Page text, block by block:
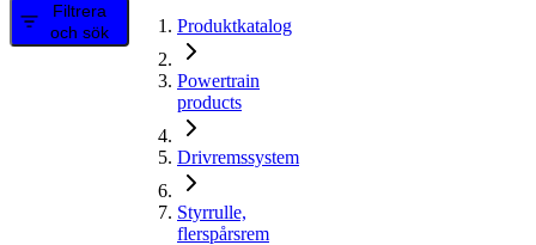
Filtrera
och sök
Produktkatalog
Powertrain
products
Drivremssystem
Styrrulle,
flerspårsrem